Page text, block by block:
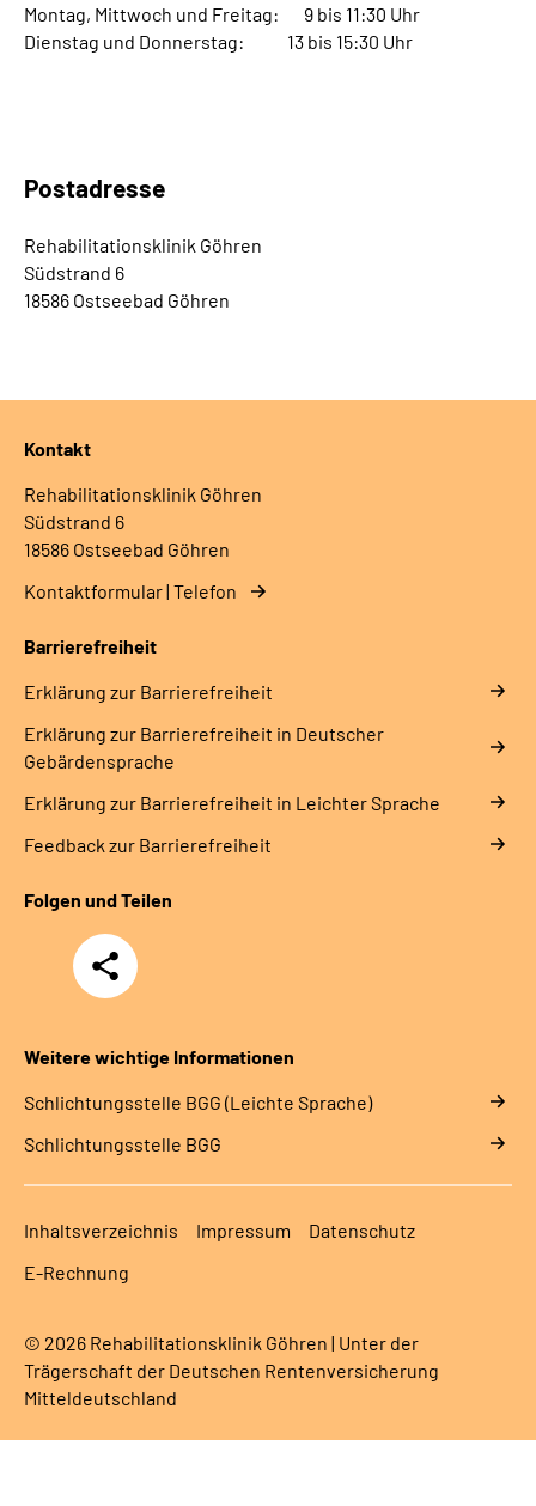
Montag, Mittwoch und Freitag: 9 bis 11:30 Uhr
Dienstag und Donnerstag: 13 bis 15:30 Uhr
Postadresse
Rehabilitationsklinik Göhren
Südstrand 6
18586 Ostseebad Göhren
Kontakt
Rehabilitationsklinik Göhren
Südstrand 6
18586 Ostseebad Göhren
Kontaktformular | Telefon
Barrierefreiheit
Erklärung zur Barrierefreiheit
Erklärung zur Barrierefreiheit in Deutscher
Gebärdensprache
Erklärung zur Barrierefreiheit in Leichter Sprache
Feedback zur Barrierefreiheit
Folgen und Teilen
Teilen
Weitere wichtige Informationen
Schlich­tungs­stel­le BGG (Leichte Sprache)
Schlich­tungs­stel­le BGG
Inhaltsverzeichnis Impressum
Datenschutz
E-Rechnung
© 2026 Rehabilitationsklinik Göhren | Unter der
Trägerschaft der Deutschen Rentenversicherung
Mitteldeutschland